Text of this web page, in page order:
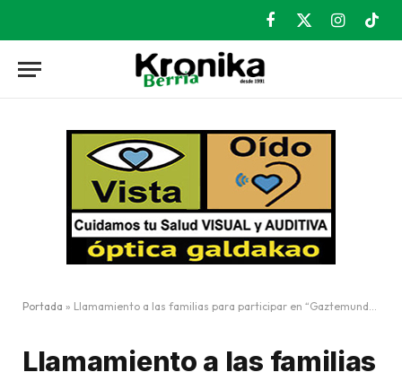
Facebook
X
Instagram
Portada » Llamamiento a las familias para participar en “Gaztemunduri Ateak Ireki”
Llamamiento a las familias